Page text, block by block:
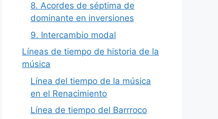
8. Acordes de séptima de
dominante en inversiones
9. Intercambio modal
Líneas de tiempo de historia de la
música
Línea del tiempo de la música
en el Renacimiento
Línea de tiempo del Barrroco